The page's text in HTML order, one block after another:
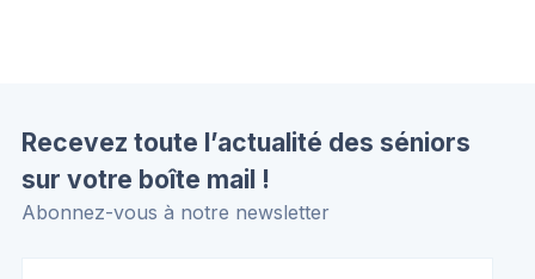
Recevez toute l’actualité des séniors
sur votre boîte mail !
Abonnez-vous à notre newsletter